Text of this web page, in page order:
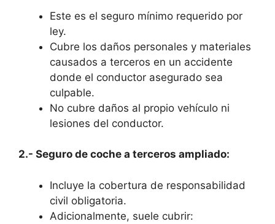
Este es el seguro mínimo requerido por
ley.
Cubre los daños personales y materiales
causados a terceros en un accidente
donde el conductor asegurado sea
culpable.
No cubre daños al propio vehículo ni
lesiones del conductor.
2.- Seguro de coche a terceros ampliado:
Incluye la cobertura de responsabilidad
civil obligatoria.
Adicionalmente, suele cubrir: